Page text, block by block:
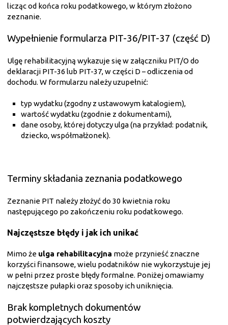
licząc od końca roku podatkowego, w którym złożono
zeznanie.
Wypełnienie formularza PIT-36/PIT-37 (część D)
Ulgę rehabilitacyjną wykazuje się w załączniku PIT/O do
deklaracji PIT-36 lub PIT-37, w części D – odliczenia od
dochodu. W formularzu należy uzupełnić:
typ wydatku (zgodny z ustawowym katalogiem),
wartość wydatku (zgodnie z dokumentami),
dane osoby, której dotyczy ulga (na przykład: podatnik,
dziecko, współmałżonek).
Terminy składania zeznania podatkowego
Zeznanie PIT należy złożyć do 30 kwietnia roku
następującego po zakończeniu roku podatkowego.
Najczęstsze błędy i jak ich unikać
Mimo że ulga rehabilitacyjna może przynieść znaczne
korzyści finansowe, wielu podatników nie wykorzystuje jej
w pełni przez proste błędy formalne. Poniżej omawiamy
najczęstsze pułapki oraz sposoby ich uniknięcia.
Brak kompletnych dokumentów
potwierdzających koszty